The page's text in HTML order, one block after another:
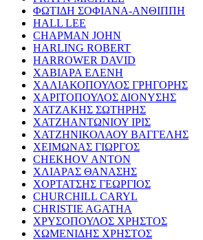
ΦΩΤΙΔΗ ΣΟΦΙΑΝΑ-ΑΝΘΙΠΠΗ
HALL LEE
CHAPMAN JOHN
HARLING ROBERT
HARROWER DAVID
ΧΑΒΙΑΡΑ ΕΛΕΝΗ
ΧΑΛΙΑΚΟΠΟΥΛΟΣ ΓΡΗΓΟΡΗΣ
ΧΑΡΙΤΟΠΟΥΛΟΣ ΔΙΟΝΥΣΗΣ
ΧΑΤΖΑΚΗΣ ΣΩΤΗΡΗΣ
ΧΑΤΖΗΑΝΤΩΝΙΟΥ ΙΡΙΣ
ΧΑΤΖΗΝΙΚΟΛΑΟΥ ΒΑΓΓΕΛΗΣ
ΧΕΙΜΩΝΑΣ ΓΙΩΡΓΟΣ
CHEKHOV ANTON
ΧΛΙΑΡΑΣ ΘΑΝΑΣΗΣ
ΧΟΡΤΑΤΣΗΣ ΓΕΩΡΓΙΟΣ
CHURCHILL CARYL
CHRISTIE AGATHA
ΧΡΥΣΟΠΟΥΛΟΣ ΧΡΗΣΤΟΣ
ΧΩΜΕΝΙΔΗΣ ΧΡΗΣΤΟΣ